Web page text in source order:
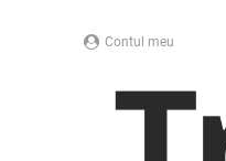
Contul meu